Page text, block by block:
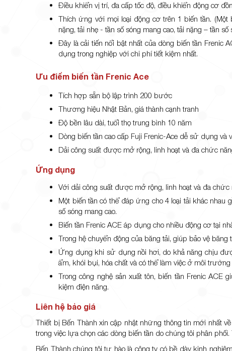
Điều khiển vị trí, đa cấp tốc độ, điều khiển động cơ
Thích ứng với mọi loại động cơ trên 1 biến tần.
nặng, tải nhẹ - tần số sóng mang cao, tải nặng – tần số
Đây là cải tiến nổi bật nhất của dòng biến tần Frenic
dụng trong nghiệp với chi phí tiết kiệm nhất.
Ưu điểm biến tần Frenic Ace
Tích hợp sẵn bộ lập trình 200 bước
Thương hiệu Nhật Bản, giá thành cạnh tranh
Độ bền lâu dài, tuổi thọ trung bình 10 năm
Dòng biến tần cao cấp Fuji Frenic-Ace dễ sử dụng
Dải công suất được mở rộng, linh hoạt và đa chức
Ứng dụng
Với dải công suất được mở rộng, linh hoạt và đa
Một biến tần có thể đáp ứng cho 4 loại tải khác nhau
số sóng mang cao.
Biến tần Frenic ACE áp dụng cho nhiều động cơ tại
Trong hệ chuyển động của băng tải, giúp bảo vệ
Ứng dụng khi sử dụng nồi hơi, do khả năng chịu
ẩm, khói bụi, hóa chất và có thể làm việc ở môi trường
Trong công nghệ sản xuất tôn, biến tần Frenic ACE
kiệm điện năng.
Liên hệ bảo giá
Thiết bị Bến Thành xin cập nhật những thông tin mới nhất
trong việc lựa chọn các dòng biến tần do chúng tôi phân
Bến Thành chúng tôi tự hào là công ty có bề dày kinh